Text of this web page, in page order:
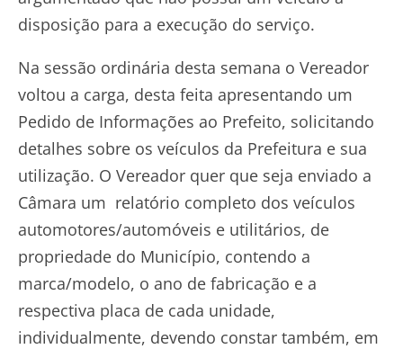
disposição para a execução do serviço.
Na sessão ordinária desta semana o Vereador
voltou a carga, desta feita apresentando um
Pedido de Informações ao Prefeito, solicitando
detalhes sobre os veículos da Prefeitura e sua
utilização. O Vereador quer que seja enviado a
Câmara um relatório completo dos veículos
automotores/automóveis e utilitários, de
propriedade do Município, contendo a
marca/modelo, o ano de fabricação e a
respectiva placa de cada unidade,
individualmente, devendo constar também, em